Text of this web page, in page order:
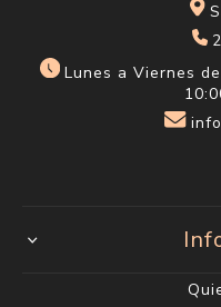
Lunes a Viernes